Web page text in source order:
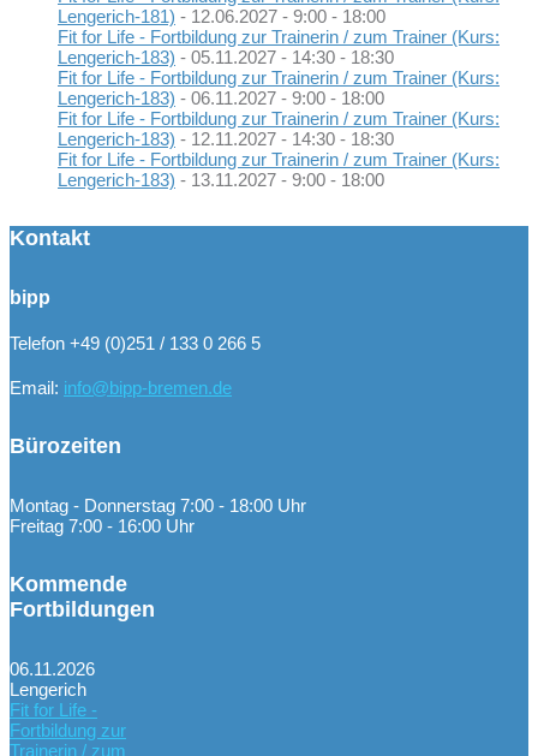
Lengerich-181) - 12.06.2027 - 9:00 - 18:00
Fit for Life - Fortbildung zur Trainerin / zum Trainer (Kurs:
Lengerich-183) - 05.11.2027 - 14:30 - 18:30
Fit for Life - Fortbildung zur Trainerin / zum Trainer (Kurs:
Lengerich-183) - 06.11.2027 - 9:00 - 18:00
Fit for Life - Fortbildung zur Trainerin / zum Trainer (Kurs:
Lengerich-183) - 12.11.2027 - 14:30 - 18:30
Fit for Life - Fortbildung zur Trainerin / zum Trainer (Kurs:
Lengerich-183) - 13.11.2027 - 9:00 - 18:00
Kontakt
bipp
Telefon +49 (0)251 / 133 0 266 5
Email: info@bipp-bremen.de
Bürozeiten
Montag - Donnerstag 7:00 - 18:00 Uhr
Freitag 7:00 - 16:00 Uhr
Kommende
Fortbildungen
06.11.2026
Lengerich
Fit for Life -
Fortbildung zur
Trainerin / zum